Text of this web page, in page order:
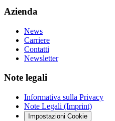
Azienda
News
Carriere
Contatti
Newsletter
Note legali
Informativa sulla Privacy
Note Legali (Imprint)
Impostazioni Cookie